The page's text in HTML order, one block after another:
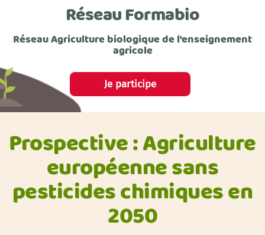
Réseau Formabio
Réseau Agriculture biologique de l'enseignement
agricole
Je participe
Prospective : Agriculture
européenne sans
pesticides chimiques en
2050